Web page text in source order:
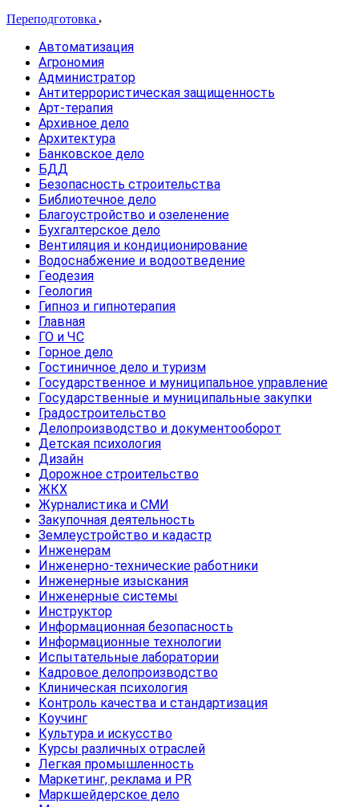
Переподготовка
Автоматизация
Агрономия
Администратор
Антитеррористическая защищенность
Арт-терапия
Архивное дело
Архитектура
Банковское дело
БДД
Безопасность строительства
Библиотечное дело
Благоустройство и озеленение
Бухгалтерское дело
Вентиляция и кондиционирование
Водоснабжение и водоотведение
Геодезия
Геология
Гипноз и гипнотерапия
Главная
ГО и ЧС
Горное дело
Гостиничное дело и туризм
Государственное и муниципальное управление
Государственные и муниципальные закупки
Градостроительство
Делопроизводство и документооборот
Детская психология
Дизайн
Дорожное строительство
ЖКХ
Журналистика и СМИ
Закупочная деятельность
Землеустройство и кадастр
Инженерам
Инженерно-технические работники
Инженерные изыскания
Инженерные системы
Инструктор
Информационная безопасность
Информационные технологии
Испытательные лаборатории
Кадровое делопроизводство
Клиническая психология
Контроль качества и стандартизация
Коучинг
Культура и искусство
Курсы различных отраслей
Легкая промышленность
Маркетинг, реклама и PR
Маркшейдерское дело